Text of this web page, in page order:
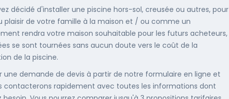
décidé d'installer une piscine hors-sol, creusée ou autres, pour
plaisir de votre famille à la maison et / ou comme un
rendra votre maison souhaitable pour les futurs acheteurs,
se sont tournées sans aucun doute vers le coût de la
de la piscine.
une demande de devis à partir de notre formulaire en ligne et
contacterons rapidement avec toutes les informations dont